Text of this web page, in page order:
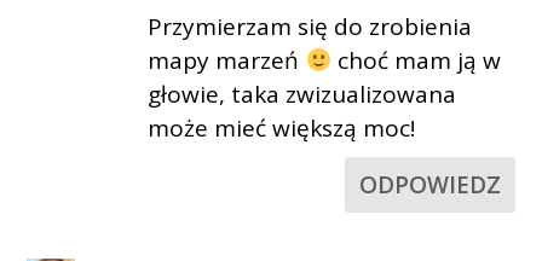
Przymierzam się do zrobienia
mapy marzeń
choć mam ją w
głowie, taka zwizualizowana
może mieć większą moc!
ODPOWIEDZ